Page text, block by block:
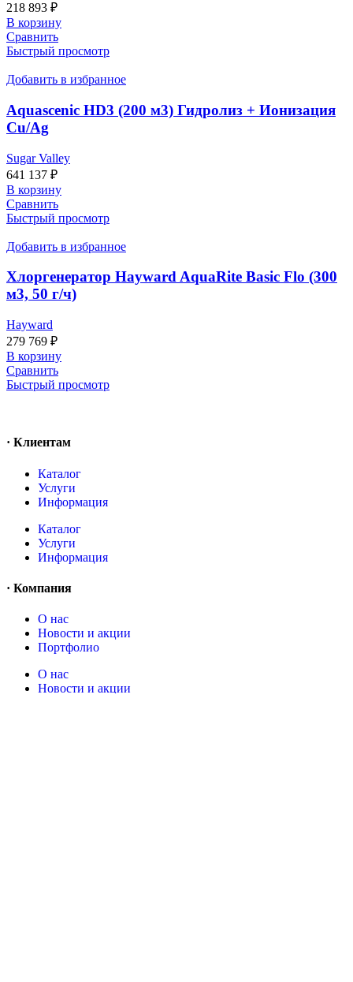
218 893 ₽
В корзину
Сравнить
Быстрый просмотр
Добавить в избранное
Aquascenic HD3 (200 м3) Гидролиз + Ионизация
Cu/Ag
Sugar Valley
641 137 ₽
В корзину
Сравнить
Быстрый просмотр
Добавить в избранное
Хлоргенератор Hayward AquaRite Basic Flo (300
м3, 50 г/ч)
Hayward
279 769 ₽
В корзину
Сравнить
Быстрый просмотр
· Клиентам
Каталог
Услуги
Информация
Каталог
Услуги
Информация
· Компания
O нас
Новости и акции
Портфолио
O нас
Новости и акции